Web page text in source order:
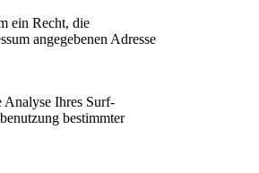
ein Recht, die
angegebenen Adresse
Analyse Ihres Surf-
bestimmter